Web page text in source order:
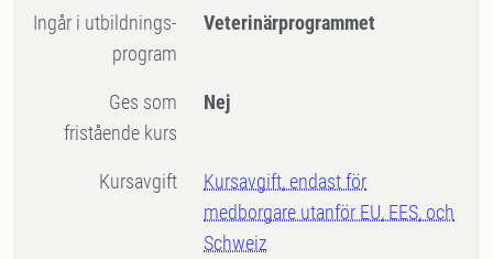
Ingår i utbildnings-
program
Veterinärprogrammet
Ges som
fristående kurs
Nej
Kursavgift
Kursavgift, endast för
medborgare utanför EU, EES, och
Schweiz